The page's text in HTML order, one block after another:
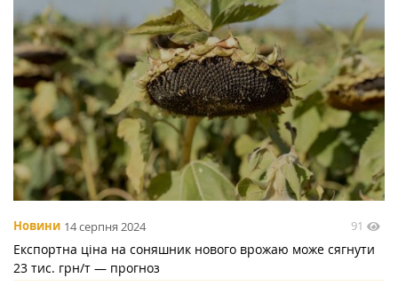
Новини 14 серпня 2024 91
Експортна ціна на соняшник нового врожаю може сягнути
23 тис. грн/т — прогноз